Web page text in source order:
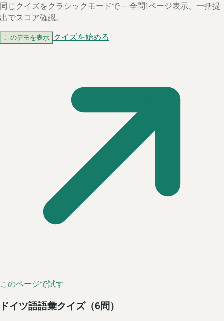
同じクイズをクラシックモードで — 全問1ページ表示、一括提
出でスコア確認。
このデモを表示 クイズを始める
このページで試す
ドイツ語語彙クイズ（6問）